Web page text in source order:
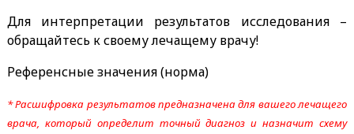
Для интерпретации результатов исследования –
обращайтесь к своему лечащему врачу!
Референсные значения (норма)
* Расшифровка результатов предназначена для вашего лечащего
врача, который определит точный диагноз и назначит схему